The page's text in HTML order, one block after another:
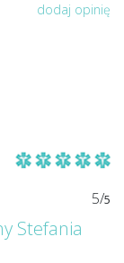
dodaj opinię
5/5
Stefania